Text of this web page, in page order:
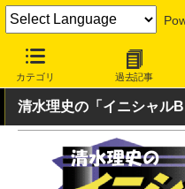
カテゴリ 過去記事
INTERNET Watch ハードウェ
清水理史の「イニシャルB